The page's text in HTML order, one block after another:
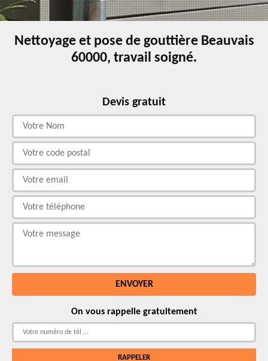
Nettoyage et pose de gouttière Beauvais
60000, travail soigné.
Devis gratuit
On vous rappelle gratuitement